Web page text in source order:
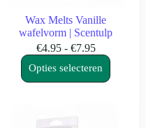
Wax Melts Vanille
wafelvorm | Scentulp
€4.95 - €7.95Prijsklasse:
€4.95
tot
€7.95
Opties selecteren
product
heeft